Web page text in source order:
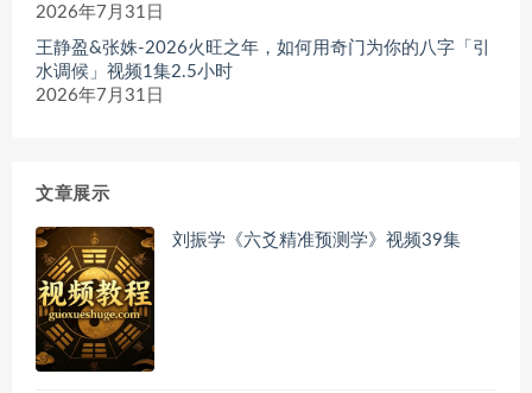
2026年7月31日
王静盈&张姝-2026火旺之年，如何用奇门为你的八字「引
水调候」视频1集2.5小时
2026年7月31日
文章展示
刘振学《六爻精准预测学》视频39集